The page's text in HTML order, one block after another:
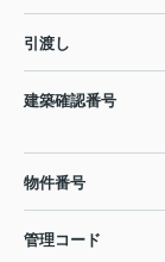
引渡し
建築確認番号
物件番号
管理コード